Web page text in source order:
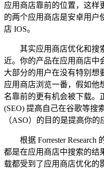
应用商店靠前的位置，这样
的两个应用商店是安卓用户
店 IOS。
其实应用商店优化和搜
近。你的产品在应用商店中
大部分的用户在没有特别想
应用商店浏览一番，假如他
名靠前的更有机会被下载。
(SEO) 提高自己在谷歌等搜
（ASO）的目的是提高你的
根据 Forrester
都是在应用商店中搜索的结
载都受到了应用商店优化的